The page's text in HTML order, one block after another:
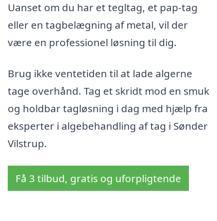
Uanset om du har et tegltag, et pap-tag
eller en tagbelægning af metal, vil der
være en professionel løsning til dig.
Brug ikke ventetiden til at lade algerne
tage overhånd. Tag et skridt mod en smuk
og holdbar tagløsning i dag med hjælp fra
eksperter i algebehandling af tag i Sønder
Vilstrup.
Få 3 tilbud, gratis og uforpligtende